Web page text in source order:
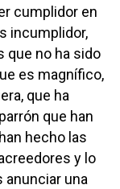
cumplidor en
incumplidor,
que no ha sido
es magnífico,
que ha
que han
hecho las
y lo
anunciar una